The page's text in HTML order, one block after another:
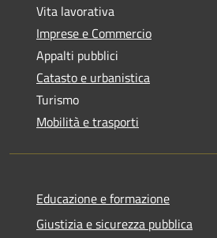
Vita lavorativa
Imprese e Commercio
Appalti pubblici
Catasto e urbanistica
Turismo
Mobilità e trasporti
Educazione e formazione
Giustizia e sicurezza pubblica